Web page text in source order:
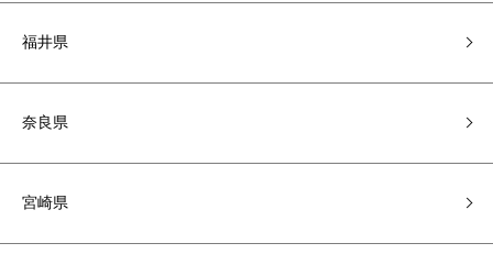
福井県
奈良県
宮崎県